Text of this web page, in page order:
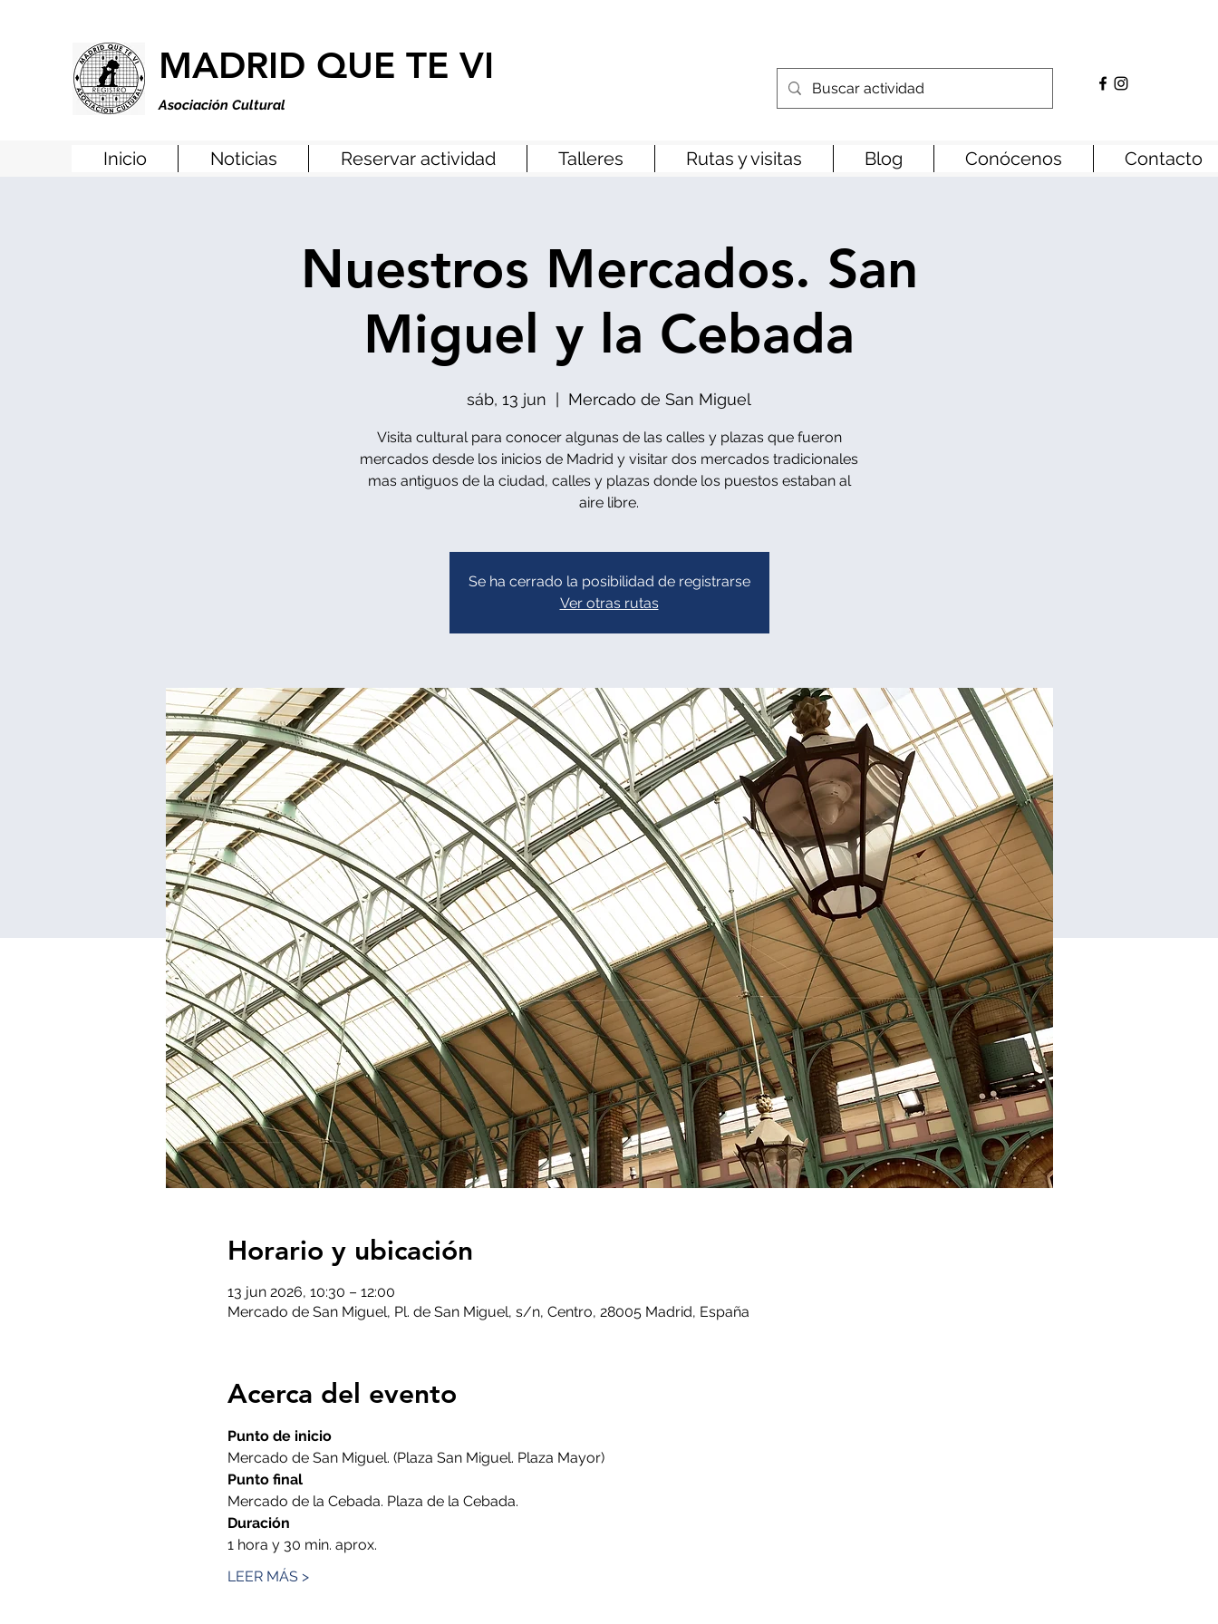
MADRID QUE TE VI
Asociación Cultural
Inicio Noticias Reservar actividad Talleres Rutas y visitas Blog Conócenos Contacto
Nuestros Mercados. San
Miguel y la Cebada
sáb, 13 jun Mercado de San Miguel
Visita cultural para conocer algunas de las calles y plazas que fueron
mercados desde los inicios de Madrid y visitar dos mercados tradicionales
mas antiguos de la ciudad, calles y plazas donde los puestos estaban al
aire libre.
Se ha cerrado la posibilidad de registrarse
Ver otras rutas
Horario y ubicación
13 jun 2026, 10:30 – 12:00
Mercado de San Miguel, Pl. de San Miguel, s/n, Centro, 28005 Madrid, España
Acerca del evento
Punto de inicio
Mercado de San Miguel. (Plaza San Miguel. Plaza Mayor)
Punto final
Mercado de la Cebada. Plaza de la Cebada.
Duración
1 hora y 30 min. aprox.
LEER MÁS >